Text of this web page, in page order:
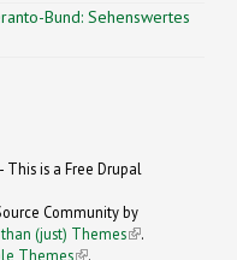
Bund: Sehenswertes
This is a Free Drupal
Community by
(just) Themes (link is
.
Themes
(link is
.